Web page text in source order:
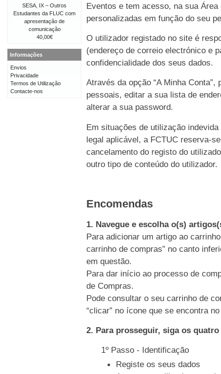
Eventos e tem acesso, na sua
personalizadas em função do seu
O utilizador registado no site é
(endereço de correio electrónico e
confidencialidade dos seus dados.
Através da opção “A Minha
pessoais, editar a sua lista de
alterar a sua password.
Em situações de utilização
legal aplicável, a FCTUC reserva-
cancelamento do registo do
outro tipo de conteúdo do utilizador.
Encomendas
1. Navegue e escolha o(s)
Para adicionar um artigo ao
carrinho de compras” no canto
em questão.
Para dar início ao processo de
de Compras.
Pode consultar o seu carrinho de
“clicar” no ícone que se encontra
2. Para prosseguir, siga os
1º Passo - Identificação
Registe os seus dados
SESA, IX – Outros
Estudantes da FLUC com
apresentação de
comunicação
40,00€
Informações
Envios
Privacidade
Termos de Utilização
Contacte-nos